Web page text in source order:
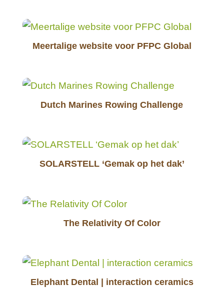
Meertalige website voor PFPC Global
Dutch Marines Rowing Challenge
SOLARSTELL ‘Gemak op het dak’
The Relativity Of Color
Elephant Dental | interaction ceramics